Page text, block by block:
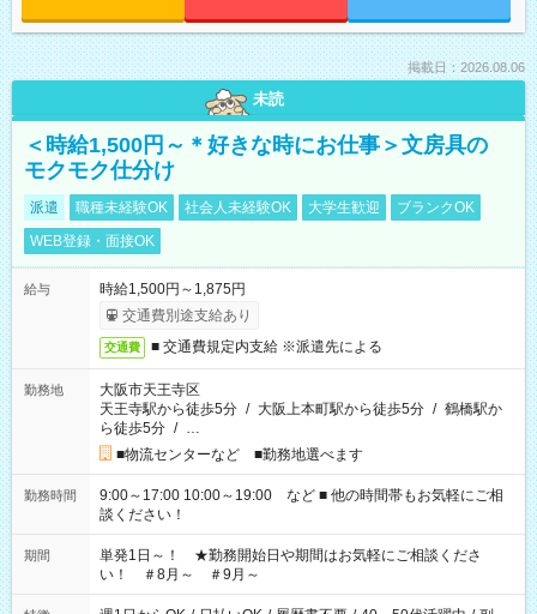
掲載日：2026.08.06
未読
＜時給1,500円～＊好きな時にお仕事＞文房具の
モクモク仕分け
派遣 職種未経験OK 社会人未経験OK 大学生歓迎
ブランクOK
WEB登録・面接OK
給与
時給1,500円～1,875円
交通費別途支給あり
交通費 ■ 交通費規定内支給 ※派遣先による
勤務地
大阪市天王寺区
天王寺駅から徒歩5分 / 大阪上本町駅から徒歩5分 / 鶴橋駅か
ら徒歩5分 / …
■物流センターなど ■勤務地選べます
勤務時間
9:00～17:00 10:00～19:00 など ■ 他の時間帯もお気軽にご相
談ください！
期間
単発1日～！ ★勤務開始日や期間はお気軽にご相談くださ
い！ ＃8月～ ＃9月～